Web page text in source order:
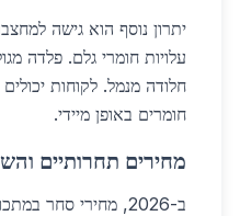
יתרון נוסף הוא גישה
עלויות חומרי גלם. פלדה
חלודה מנמל. לקוחות
חומרים באופן מיידי.
מחירים תחרותיים
ב-2026, מחירי סחר